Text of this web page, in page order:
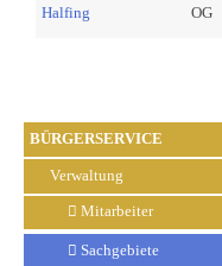
BÜRGERSERVICE
Verwaltung
Mitarbeiter
Sachgebiete
Halfing
OG